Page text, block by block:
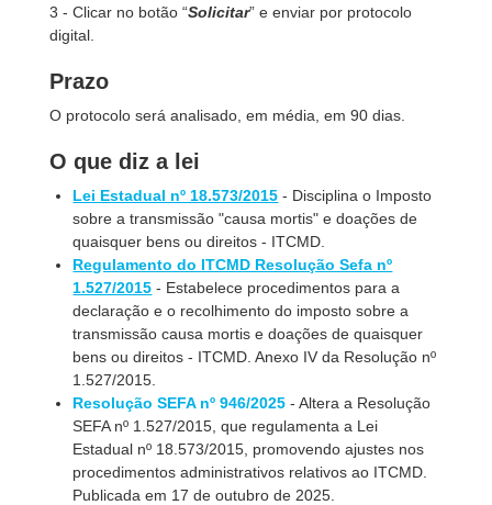
3 - Clicar no botão “Solicitar” e enviar por protocolo
digital.
Prazo
O protocolo será analisado, em média, em 90 dias.
O que diz a lei
Lei Estadual nº 18.573/2015 - Disciplina o Imposto
sobre a transmissão "causa mortis" e doações de
quaisquer bens ou direitos - ITCMD.
Regulamento do ITCMD Resolução Sefa nº
1.527/2015 - Estabelece procedimentos para a
declaração e o recolhimento do imposto sobre a
transmissão causa mortis e doações de quaisquer
bens ou direitos - ITCMD. Anexo IV da Resolução nº
1.527/2015.
Resolução SEFA nº 946/2025 - Altera a Resolução
SEFA nº 1.527/2015, que regulamenta a Lei
Estadual nº 18.573/2015, promovendo ajustes nos
procedimentos administrativos relativos ao ITCMD.
Publicada em 17 de outubro de 2025.